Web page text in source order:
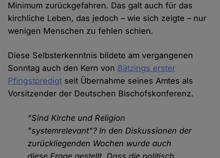
Minimum zurückgefahren. Das galt auch für das
kirchliche Leben, das jedoch – wie sich zeigte – nur
wenigen Menschen zu fehlen schien.
Diese Selbsterkenntnis bildete am vergangenen
Sonntag auch den Kern von Bätzings erster
Pfingstpredigt seit Übernahme seines Amtes als
Vorsitzender der Deutschen Bischofskonferenz.
"Sind Kirche und Religion
"systemrelevant"? In den Diskussionen der
zurückliegenden Wochen wurde auch